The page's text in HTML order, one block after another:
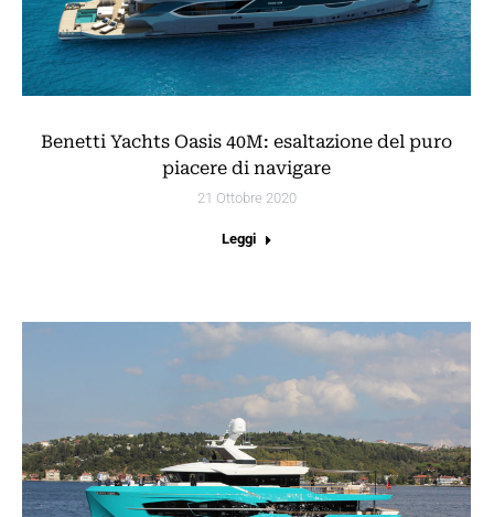
Benetti Yachts Oasis 40M: esaltazione del puro
piacere di navigare
21 Ottobre 2020
Leggi